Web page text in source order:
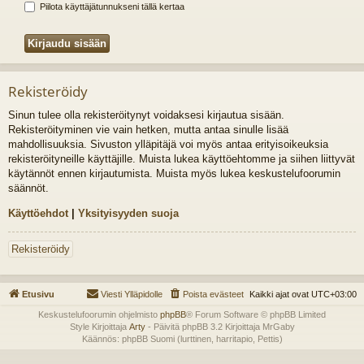
Piilota käyttäjätunnukseni tällä kertaa
Rekisteröidy
Sinun tulee olla rekisteröitynyt voidaksesi kirjautua sisään.
Rekisteröityminen vie vain hetken, mutta antaa sinulle lisää
mahdollisuuksia. Sivuston ylläpitäjä voi myös antaa erityisoikeuksia
rekisteröityneille käyttäjille. Muista lukea käyttöehtomme ja siihen liittyvät
käytännöt ennen kirjautumista. Muista myös lukea keskustelufoorumin
säännöt.
Käyttöehdot | Yksityisyyden suoja
Rekisteröidy
Etusivu Kaikki ajat ovat UTC+03:00
Poista evästeet
Viesti Ylläpidolle
Keskustelufoorumin ohjelmisto phpBB® Forum Software © phpBB Limited
Style Kirjoittaja Arty- Päivitä phpBB 3.2 Kirjoittaja MrGaby
Käännös: phpBB Suomi (lurttinen, harritapio, Pettis)